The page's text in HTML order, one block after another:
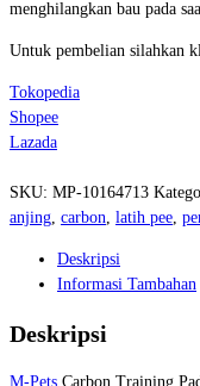
menghilangkan bau pada
Untuk pembelian silahkan
Tokopedia
Shopee
Lazada
SKU: MP-10164713
anjing, carbon, latih pee,
Deskripsi
Informasi Tambahan
Deskripsi
M-Pets Carbon Training